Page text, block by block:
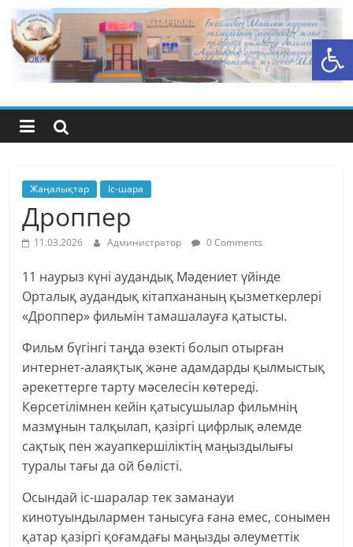
Open toolbar
Skip
to
content
Бейімбет
Майлин
ауданының
орталық
кітапхана
жүйесі
Жаңалықтар Іс-шара
Дроппер
11.03.2026 Администратор 0 Comments
11 наурыз күні аудандық Мәдениет үйінде
Орталық аудандық кітапхананың қызметкерлері
«Дроппер» фильмін тамашалауға қатысты.
Фильм бүгінгі таңда өзекті болып отырған
интернет-алаяқтық және адамдарды қылмыстық
әрекеттерге тарту мәселесін көтереді.
Көрсетілімнен кейін қатысушылар фильмнің
мазмұнын талқылап, қазіргі цифрлық әлемде
сақтық пен жауапкершіліктің маңыздылығы
туралы тағы да ой бөлісті.
Осындай іс-шаралар тек заманауи
кинотуындылармен танысуға ғана емес, сонымен
қатар қазіргі қоғамдағы маңызды әлеуметтік